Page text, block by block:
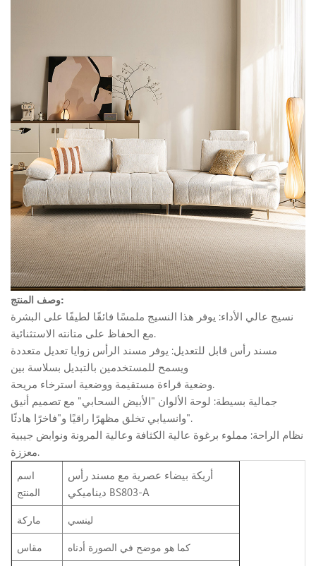
وصف المنتج:
نسيج عالي الأداء: يوفر هذا النسيج ملمسًا فائقًا لطيفًا على البشرة
مع الحفاظ على متانته الاستثنائية.
مسند رأس قابل للتعديل: يوفر مسند الرأس زوايا تعديل متعددة
ويسمح للمستخدمين بالتبديل بسلاسة بين
وضعية قراءة مستقيمة ووضعية استرخاء مريحة.
جمالية بسيطة: لوحة الألوان "الأبيض السحابي" مع تصميم أنيق
وانسيابي تخلق مظهرًا راقيًا و"فاخرًا هادئًا".
نظام الراحة: مملوء برغوة عالية الكثافة وعالية المرونة ونوابض جيبية
معززة.
اسم
المنتج
أريكة بيضاء عصرية مع مسند رأس
ديناميكي BS803-A
ماركة
لينسي
مقاس
كما هو موضح في الصورة أدناه